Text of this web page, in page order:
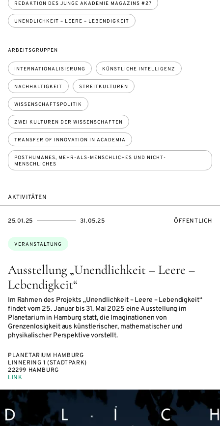
REDAKTION DES JUNGE AKADEMIE MAGAZINS #27
UNENDLICHKEIT – LEERE – LEBENDIGKEIT
ARBEITSGRUPPEN
INTERNATIONALISIERUNG KÜNSTLICHE INTELLIGENZ
NACHHALTIGKEIT STREITKULTUREN
WISSENSCHAFTSPOLITIK
ZWEI KULTUREN DER WISSENSCHAFTEN
TRANSFER OF INNOVATION IN ACADEMIA
POSTHUMANES, MEHR-ALS-MENSCHLICHES UND NICHT-
MENSCHLICHES
AKTIVITÄTEN
Ausstellung „Unendlichkeit – Leere –
Lebendigkeit“
Im Rahmen des Projekts „Unendlichkeit – Leere – Lebendigkeit“
findet vom 25. Januar bis 31. Mai 2025 eine Ausstellung im
Planetarium in Hamburg statt, die Imaginationen von
Grenzenlosigkeit aus künstlerischer, mathematischer und
physikalischer Perspektive vorstellt.
Themen:
VERANSTALTUNG
EVENTBEGINSON
25.01.25
EVENTENDSON 31.05.25 ÖFFENTLICH
PLANETARIUM HAMBURG
LINNERING 1 (STADTPARK)
22299 HAMBURG
LINK